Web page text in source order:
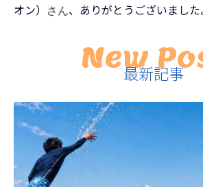
オン）
さん、ありがとうございました
New最新記事